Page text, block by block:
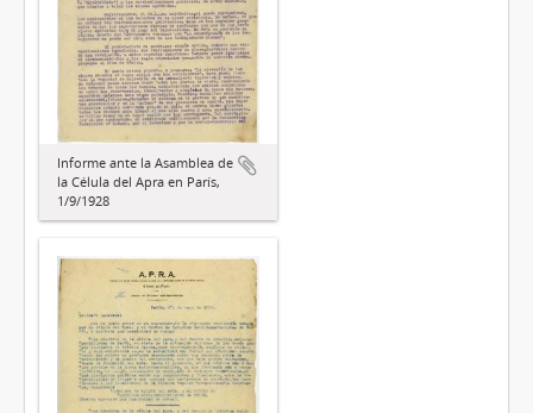
Informe ante la Asamblea de
la Célula del Apra en París,
1/9/1928